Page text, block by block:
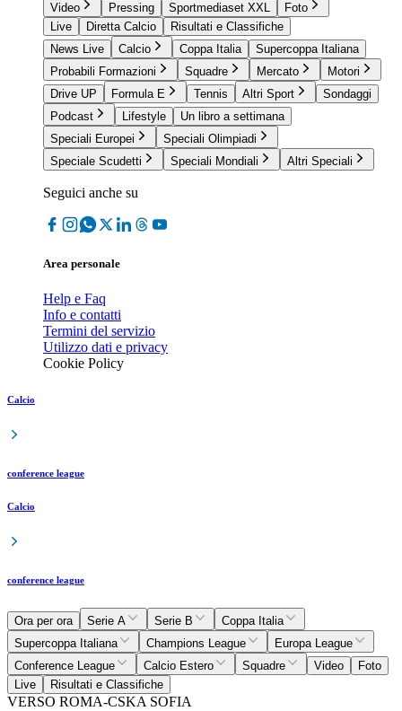
Video Pressing Sportmediaset XXL
Foto
Live
Diretta Calcio
Risultati e Classifiche
News Live
Calcio Coppa Italia
Supercoppa Italiana
Probabili Formazioni
Squadre Mercato
Motori
Drive UP
Formula E Tennis Altri Sport
Sondaggi
Podcast
Lifestyle
Un libro a settimana
Speciali Europei
Speciali Olimpiadi
Speciale Scudetti
Speciali Mondiali Altri Speciali
Seguici anche su
Area personale
Help e Faq
Info e contatti
Termini del servizio
Utilizzo dati e privacy
Cookie Policy
Calcio
conference league
Calcio
conference league
Ora per ora Serie A Serie B
Coppa Italia
Supercoppa Italiana
Champions League
Europa League
Conference League
Calcio Estero Squadre Video
Foto
Live
Risultati e Classifiche
VERSO ROMA-CSKA SOFIA